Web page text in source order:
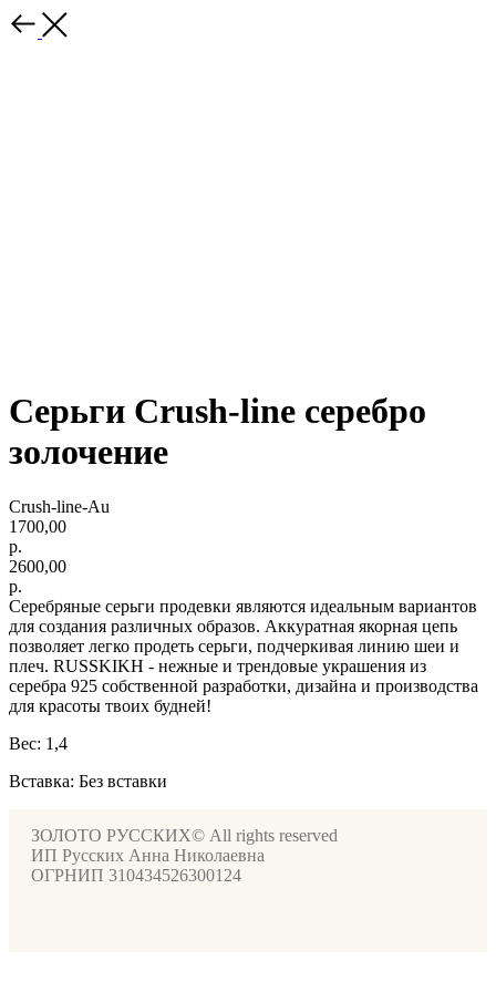
Серьги Crush-line серебро
золочение
Crush-line-Au
1700,00
р.
2600,00
р.
Серебряные серьги продевки являются идеальным вариантов
для создания различных образов. Аккуратная якорная цепь
позволяет легко продеть серьги, подчеркивая линию шеи и
плеч. RUSSKIKH - нежные и трендовые украшения из
серебра 925 собственной разработки, дизайна и производства
для красоты твоих будней!
Вес: 1,4
Вставка: Без вставки
ЗОЛОТО РУССКИХ© All rights reserved
ИП Русских Анна Николаевна
ОГРНИП 310434526300124